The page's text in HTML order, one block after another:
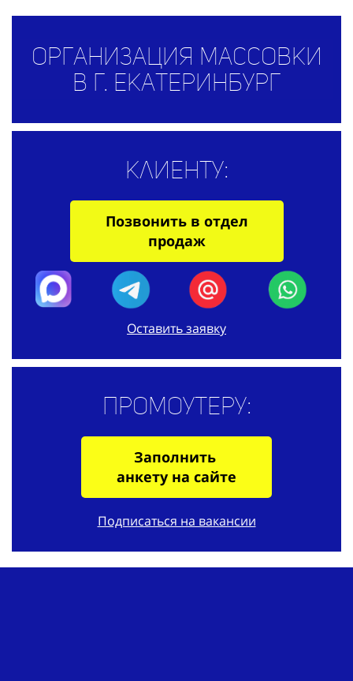
Организация массовки
в г. Екатеринбург
Клиенту:
Позвонить в отдел
продаж
Оставить заявку
Промоутеру:
Заполнить
анкету на сайте
Подписаться на вакансии